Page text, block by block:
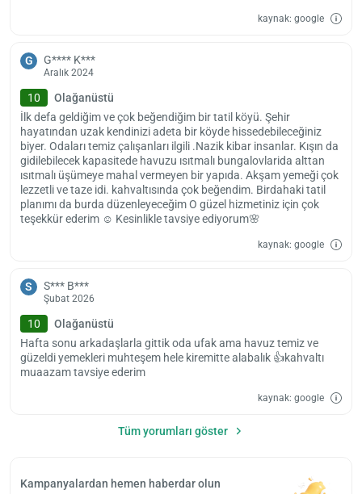
kaynak: google
G G**** K***
Aralık 2024
10
Olağanüstü
İlk defa geldiğim ve çok beğendiğim bir tatil köyü. Şehir
hayatından uzak kendinizi adeta bir köyde hissedebileceğiniz
biyer. Odaları temiz çalışanları ilgili .Nazik kibar insanlar. Kışın da
gidilebilecek kapasitede havuzu ısıtmalı bungalovlarida alttan
ısıtmalı üşümeye mahal vermeyen bir yapıda. Akşam yemeği çok
lezzetli ve taze idi. kahvaltısında çok beğendim. Birdahaki tatil
planımı da burda düzenleyeceğim O güzel hizmetiniz için çok
teşekkür ederim ☺️ Kesinlikle tavsiye ediyorum🌸
kaynak: google
S S*** B***
Şubat 2026
10
Olağanüstü
Hafta sonu arkadaşlarla gittik oda ufak ama havuz temiz ve
güzeldi yemekleri muhteşem hele kiremitte alabalık 👍kahvaltı
muaazam tavsiye ederim
kaynak: google
Tüm yorumları göster
Kampanyalardan hemen haberdar olun